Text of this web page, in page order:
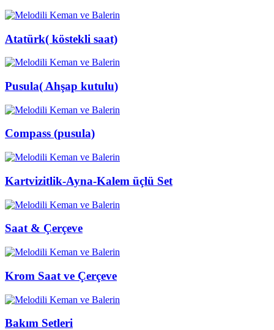
Atatürk( köstekli saat)
Pusula( Ahşap kutulu)
Compass (pusula)
Kartvizitlik-Ayna-Kalem üçlü Set
Saat & Çerçeve
Krom Saat ve Çerçeve
Bakım Setleri